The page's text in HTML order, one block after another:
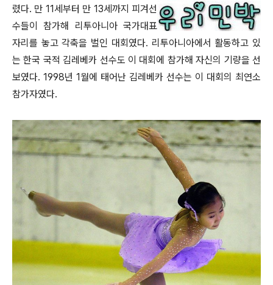
렸다. 만 11세부터 만 13세까지 피겨선
수들이 참가해 리투아니아 국가대표
자리를 놓고 각축을 벌인 대회였다. 리투아니아에서 활동하고 있
는 한국 국적 김레베카 선수도 이 대회에 참가해 자신의 기량을 선
보였다. 1998년 1월에 태어난 김레베카 선수는 이 대회의 최연소
참가자였다.